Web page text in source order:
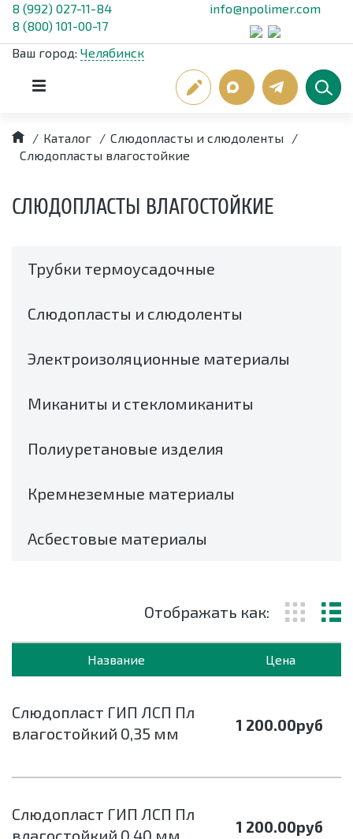
8 (992) 027-11-84
8 (800) 101-00-17
info@npolimer.com
Ваш город: Челябинск
/ Каталог / Слюдопласты и слюдоленты
/
Слюдопласты влагостойкие
СЛЮДОПЛАСТЫ ВЛАГОСТОЙКИЕ
Отображать как:
Название Цена
Слюдопласт ГИП ЛСП Пл
влагостойкий 0,35 мм
1 200.00руб
Слюдопласт ГИП ЛСП Пл
влагостойкий 0,40 мм
1 200.00руб
Трубки термоусадочные
Слюдопласты и слюдоленты
Электроизоляционные материалы
Миканиты и стекломиканиты
Полиуретановые изделия
Кремнеземные материалы
Асбестовые материалы